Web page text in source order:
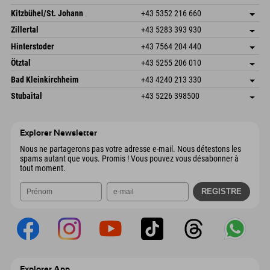
Dorfstr. 127b
6793 Gaschurn/Montafon
Autriche
Enregistrer l'adresse
Informations d'arrivée
Réservation
Kitzbühel/St. Johann +43 5352 216 660
Speckbacherstraße 87
Autriche
Enregistrer l'adresse
Réservation
Zillertal +43 5283 393 930
Schmiedau 2
6272 Kaltenbach im Zillertal
Autriche
Enregistrer l'adresse
Informations d'arrivée
Réservation
Hinterstoder +43 7564 204 440
Freizeitpark 10
Autriche
Enregistrer l'adresse
Réservation
Ötztal +43 5255 206 010
Gscheat 14
6441 Umhausen
Autriche
Enregistrer l'adresse
Informations d'arrivée
Réservation
Bad Kleinkirchheim +43 4240 213 330
Dorfstraße 24
Enregistrer l'adresse
Stubaital +43 5226 398500
Explorer Newsletter
Nous ne partagerons pas votre adresse e-mail. Nous détestons les
spams autant que vous. Promis ! Vous pouvez vous désabonner à
tout moment.